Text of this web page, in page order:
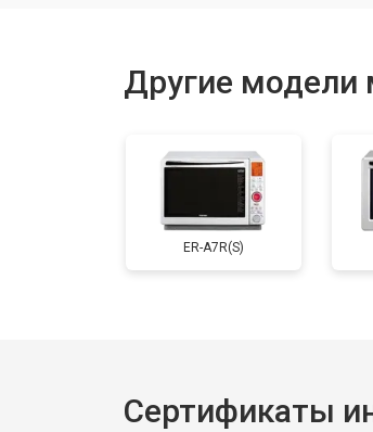
Замена таймера
Замена конденсатора
Замена лампочки
Другие модели
ER-A7R(S)
Сертификаты